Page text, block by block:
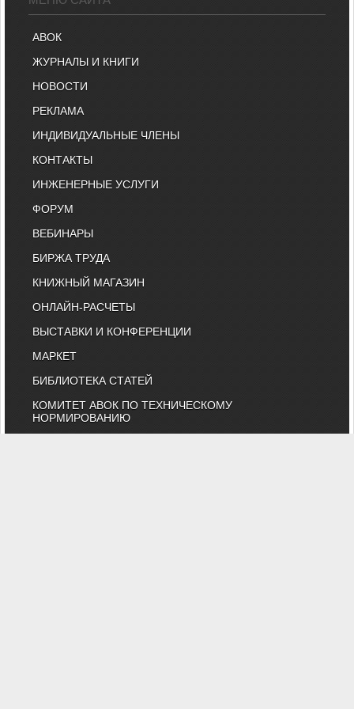
АВОК
ЖУРНАЛЫ И КНИГИ
НОВОСТИ
РЕКЛАМА
ИНДИВИДУАЛЬНЫЕ ЧЛЕНЫ
КОНТАКТЫ
ИНЖЕНЕРНЫЕ УСЛУГИ
ФОРУМ
ВЕБИНАРЫ
БИРЖА ТРУДА
КНИЖНЫЙ МАГАЗИН
ОНЛАЙН-РАСЧЕТЫ
ВЫСТАВКИ И КОНФЕРЕНЦИИ
МАРКЕТ
БИБЛИОТЕКА СТАТЕЙ
КОМИТЕТ АВОК ПО ТЕХНИЧЕСКОМУ
НОРМИРОВАНИЮ